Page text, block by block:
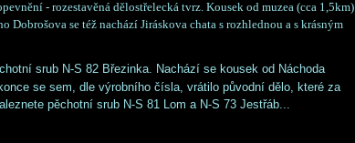
- rozestavěná dělostřelecká tvrz. Kousek od muzea (cca 1,5km)
Dobrošova se též nachází Jiráskova chata s rozhlednou a s krásným
srub N-S 82 Březinka. Nachází se kousek od Náchoda
se sem, dle výrobního čísla, vrátilo původní dělo, které za
pěchotní srub N-S 81 Lom a N-S 73 Jestřáb...